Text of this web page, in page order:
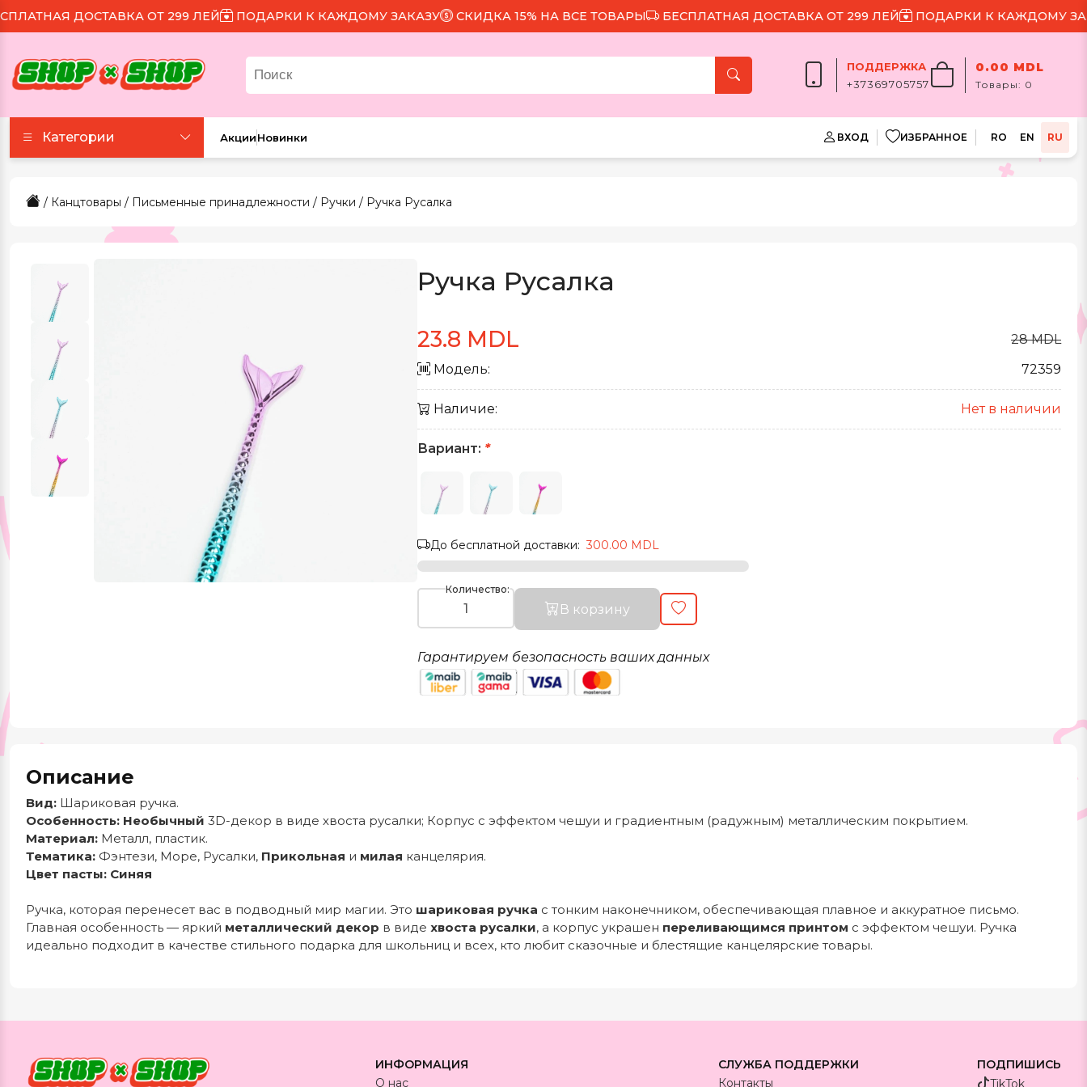
ДОСТАВКА ОТ 299 ЛЕЙ ПОДАРКИ К КАЖДОМУ ЗАКАЗУ СКИДКА 15% НА ВСЕ ТОВАРЫ БЕСПЛАТНАЯ ДОСТАВКА ОТ 299 ЛЕЙ ПОДАРКИ К КАЖДОМУ
ПОДДЕРЖКА
+37369705757
0.00 MDL
Товары: 0
Категории
Все для праздника
Игрушки и игры
Канцтовары
Красота и здоровье
Тематические
АкцииНовинки ВХОД ИЗБРАННОЕ RO EN RU
/ Канцтовары / Письменные принадлежности / Ручки / Ручка Русалка
Ручка Русалка
23.8 MDL
28 MDL
Модель:
72359
Наличие: Нет в наличии
Вариант: *
До бесплатной доставки:300.00 MDL
Количество:
В корзину
Гарантируем безопасность ваших данных
Описание
Вид: Шариковая ручка.
Особенность: Необычный 3D-декор в виде хвоста русалки; Корпус с эффектом чешуи и градиентным (радужным) металлическим покрытием.
Материал: Металл, пластик.
Тематика: Фэнтези, Море, Русалки, Прикольная и милая канцелярия.
Цвет пасты: Синяя
Ручка, которая перенесет вас в подводный мир магии. Это шариковая ручка с тонким наконечником, обеспечивающая плавное и аккуратное письмо.
Главная особенность — яркий металлический декор в виде хвоста русалки, а корпус украшен переливающимся принтом с эффектом чешуи. Ручка
идеально подходит в качестве стильного подарка для школьниц и всех, кто любит сказочные и блестящие канцелярские товары.
ИНФОРМАЦИЯ
О нас
СЛУЖБА ПОДДЕРЖКИ
Контакты
ПОДПИШИСЬ
TikTok